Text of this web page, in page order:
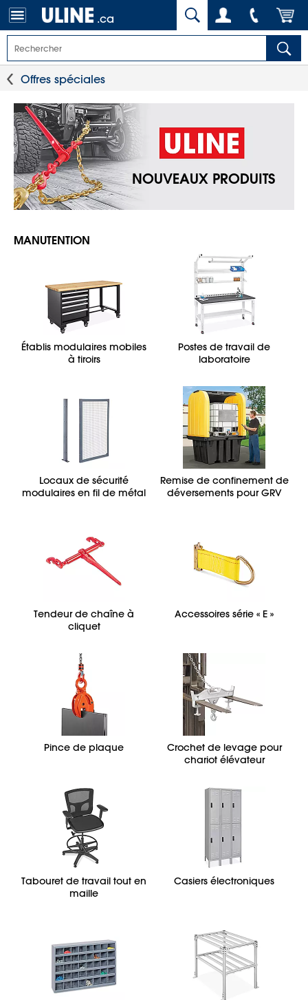
.ca
Offres spéciales
NOUVEAUX PRODUITS
MANUTENTION
Établis modulaires mobiles
à tiroirs
Postes de travail de
laboratoire
Locaux de sécurité
modulaires en fil de métal
Remise de confinement de
déversements pour GRV
Tendeur de chaîne à
cliquet
Accessoires série « E »
Pince de plaque
Crochet de levage pour
chariot élévateur
Tabouret de travail tout en
maille
Casiers électroniques